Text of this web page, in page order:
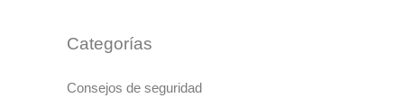
Categorías
Consejos de seguridad